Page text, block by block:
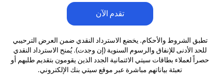
تقدم الآن
تطبق الشروط والأحكام. يخضع الاسترداد النقدي ضمن العرض الترحيبي
للحد الأدنى للإنفاق والرسوم السنوية (إن وجدت). يُمنح الاسترداد النقدي
حصراً لعملاء بطاقات سيتي الائتمانية الجدد الذين يقومون بتقديم طلبهم أو
تعبئة بياناتهم مباشرة عبر موقع سيتي بنك الإلكتروني.